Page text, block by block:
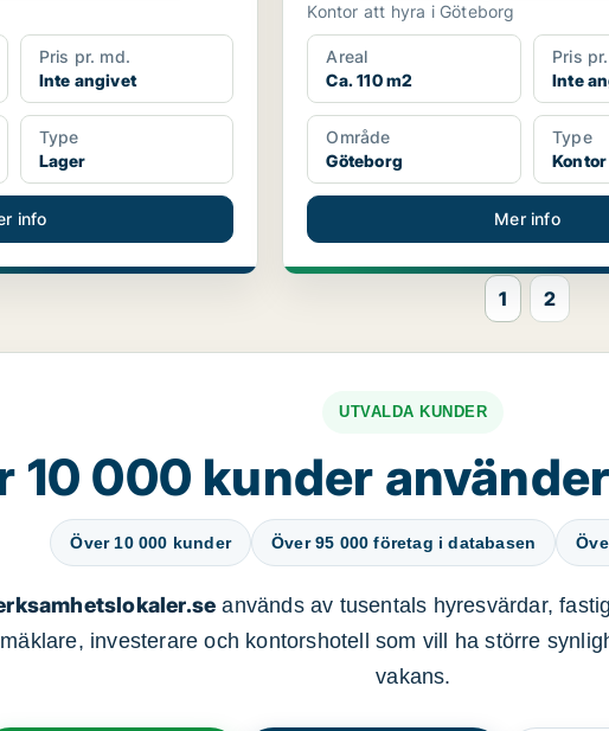
Pris pr. md.
Inte angivet
Type
Lager
info
Kontor att hyra i Göteborg
Areal
Ca. 110 m2
Pris
Inte
Område
Göteborg
Type
Kontor
Mer info
1 2
UTVALDA KUNDER
10 000 kunder
Över 10 000 kunder Över 95 000 företag i databasen
används av tusentals hyresvärdar,
investerare och kontorshotell som vill ha större
vakans.